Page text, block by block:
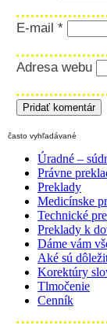
E-mail *
Adresa webu
často vyhľadávané
Úradné –
Právne
Preklady
Medicínske
Technické
Preklady k
Dáme vám
Aké sú
Korektúry
Tlmočenie
Cenník